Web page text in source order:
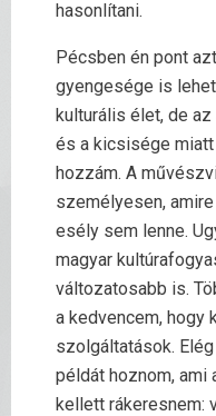
hasonlítani.
Pécsben én pont
gyengesége is
kulturális élet, de
és a kicsisége
hozzám. A
személyesen,
esély sem lenne.
magyar
változatosabb is.
a kedvencem, hogy
szolgáltatások.
példát hoznom, ami
kellett rákeresnem: